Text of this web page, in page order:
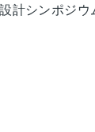
シンポジ